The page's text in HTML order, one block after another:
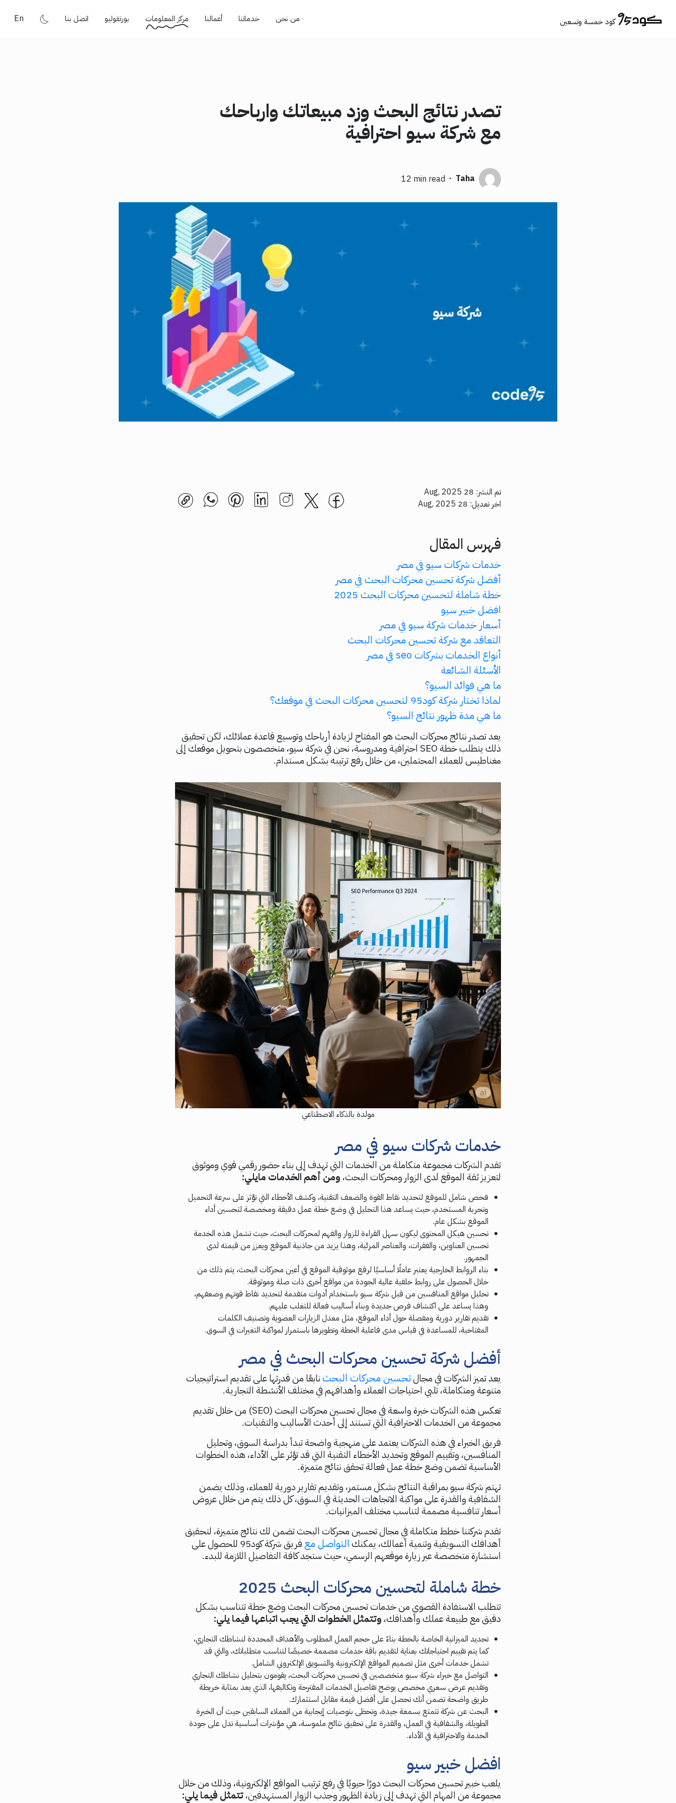
كود خمسة وتسعين من نحن خدماتنا أعمالنا مركز المعلومات بورتفوليو اتصل بنا En
تصدر نتائج البحث وزد مبيعاتك وارباحك
مع شركة سيو احترافية
Taha
·
12 min read
تم النشر: 28 Aug, 2025
اخر تعديل: 28 Aug, 2025
فهرس المقال
خدمات شركات سيو في مصر
أفضل شركة تحسين محركات البحث في مصر
خطة شاملة لتحسين محركات البحث 2025
افضل خبير سيو
أسعار خدمات شركة سيو في مصر
التعاقد مع شركة تحسين محركات البحث
أنواع الخدمات بشركات seo في مصر
الأسئلة الشائعة
ما هي فوائد السيو؟
لماذا تختار شركة كود95 لتحسين محركات البحث في موقعك؟
ما هي مدة ظهور نتائج السيو؟
يعد تصدر نتائج محركات البحث هو المفتاح لزيادة أرباحك وتوسيع قاعدة عملائك، لكن تحقيق
ذلك يتطلب خطة SEO احترافية ومدروسة، نحن في شركة سيو، متخصصون بتحويل موقعك إلى
مغناطيس للعملاء المحتملين، من خلال رفع ترتيبه بشكل مستدام.
مولدة بالذكاء الاصطناعي
خدمات شركات سيو في مصر
تقدم الشركات مجموعة متكاملة من الخدمات التي تهدف إلى بناء حضور رقمي قوي وموثوق
لتعزيز ثقة الموقع لدى الزوار ومحركات البحث، ومن أهم الخدمات مايلي:
فحص شامل للموقع لتحديد نقاط القوة والضعف التقنية، وكشف الأخطاء التي تؤثر على سرعة التحميل
وتجربة المستخدم، حيث يساعد هذا التحليل في وضع خطة عمل دقيقة ومخصصة لتحسين أداء
الموقع بشكل عام.
تحسين هيكل المحتوى ليكون سهل القراءة للزوار والفهم لمحركات البحث، حيث تشمل هذه الخدمة
تحسين العناوين، والفقرات، والعناصر المرئية، وهذا يزيد من جاذبية الموقع ويعزز من قيمته لدى
الجمهور.
بناء الروابط الخارجية يعتبر عاملًا أساسيًا لرفع موثوقية الموقع في أعين محركات البحث، يتم ذلك من
خلال الحصول على روابط خلفية عالية الجودة من مواقع أخرى ذات صلة وموثوقة.
تحليل مواقع المنافسين من قبل شركة سيو باستخدام أدوات متقدمة لتحديد نقاط قوتهم وضعفهم،
وهذا يساعد على اكتشاف فرص جديدة وبناء أساليب فعالة للتغلب عليهم.
تقديم تقارير دورية ومفصلة حول أداء الموقع، مثل معدل الزيارات العضوية وتصنيف الكلمات
المفتاحية، للمساعدة في قياس مدى فاعلية الخطة وتطويرها باستمرار لمواكبة التغيرات في السوق.
أفضل شركة تحسين محركات البحث في مصر
يعد تميز الشركات في مجالتحسين محركات البحثنابعًا من قدرتها على تقديم استراتيجيات
متنوعة ومتكاملة، تلبي احتياجات العملاء وأهدافهم في مختلف الأنشطة التجارية.
تعكس هذه الشركات خبرة واسعة في مجال تحسين محركات البحث (SEO) من خلال تقديم
مجموعة من الخدمات الاحترافية التي تستند إلى أحدث الأساليب والتقنيات.
فريق الخبراء في هذه الشركات يعتمد على منهجية واضحة تبدأ بدراسة السوق، وتحليل
المنافسين، وتقييم الموقع وتحديد الأخطاء التقنية التي قد تؤثر على الأداء، هذه الخطوات
الأساسية تضمن وضع خطة عمل فعالة تحقق نتائج متميزة.
تهتم شركة سيو بمراقبة النتائج بشكل مستمر، وتقديم تقارير دورية للعملاء، وذلك يضمن
الشفافية والقدرة على مواكبة الاتجاهات الحديثة في السوق، كل ذلك يتم من خلال عروض
أسعار تنافسية مصممة لتناسب مختلف الميزانيات.
تقدم شركتنا خطط متكاملة في مجال تحسين محركات البحث تضمن لك نتائج متميزة، لتحقيق
أهدافك التسويقية وتنمية أعمالك، يمكنكالتواصل مع
فريق شركة كود95 للحصول على
استشارة متخصصة عبر زيارة موقعهم الرسمي، حيث ستجد كافة التفاصيل اللازمة للبدء.
خطة شاملة لتحسين محركات البحث 2025
تتطلب الاستفادة القصوى من خدمات تحسين محركات البحث وضع خطة تتناسب بشكل
دقيق مع طبيعة عملك وأهدافك، وتتمثل الخطوات التي يجب اتباعها فيما يلي:
تحديد الميزانية الخاصة بالخطة بناءً على حجم العمل المطلوب والأهداف المحددة لنشاطك التجاري،
كما يتم تقييم احتياجاتك بعناية لتقديم باقة خدمات مصممة خصيصًا لتناسب متطلباتك، والتي قد
تشمل خدمات أخرى مثل تصميم المواقع الإلكترونية والتسويق الإلكتروني الشامل.
التواصل مع خبراء شركة سيو متخصصين في تحسين محركات البحث، يقومون بتحليل نشاطك التجاري
وتقديم عرض سعري مخصص يوضح تفاصيل الخدمات المقترحة وتكاليفها، الذي يعد بمثابة خريطة
طريق واضحة تضمن أنك تحصل على أفضل قيمة مقابل استثمارك.
البحث عن شركة تتمتع بسمعة جيدة، وتحظى بتوصيات إيجابية من العملاء السابقين حيث أن الخبرة
الطويلة، والشفافية في العمل، والقدرة على تحقيق نتائج ملموسة، هي مؤشرات أساسية تدل على جودة
الخدمة والاحترافية في الأداء.
افضل خبير سيو
يلعب خبير تحسين محركات البحث دورًا حيويًا في رفع ترتيب المواقع الإلكترونية، وذلك من خلال
مجموعة من المهام التي تهدف إلى زيادة الظهور وجذب الزوار المستهدفين،تتمثل فيما يلي: